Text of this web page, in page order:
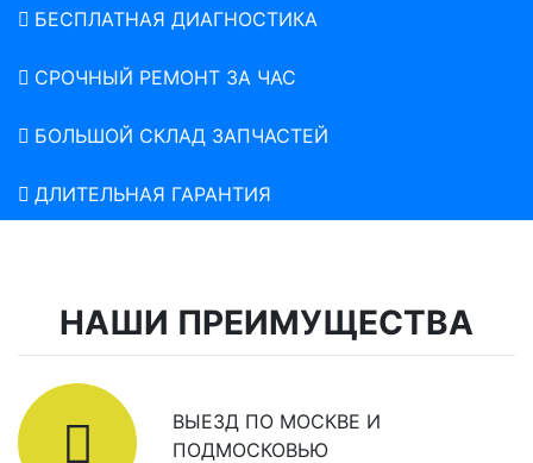
БЕСПЛАТНАЯ ДИАГНОСТИКА
СРОЧНЫЙ РЕМОНТ ЗА ЧАС
БОЛЬШОЙ СКЛАД ЗАПЧАСТЕЙ
ДЛИТЕЛЬНАЯ ГАРАНТИЯ
НАШИ ПРЕИМУЩЕСТВА
ВЫЕЗД ПО МОСКВЕ И
ПОДМОСКОВЬЮ